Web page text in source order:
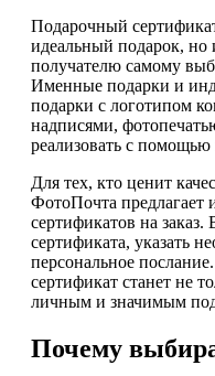
Подарочный
идеальный подарок, но
получателю самому
Именные подарки и
подарки с логотипом
надписями,
реализовать с помощью
Для тех, кто ценит
ФотоПочта предлагает
сертификатов на
сертификата, указать
персональное
сертификат станет не
личным и значимым
Почему